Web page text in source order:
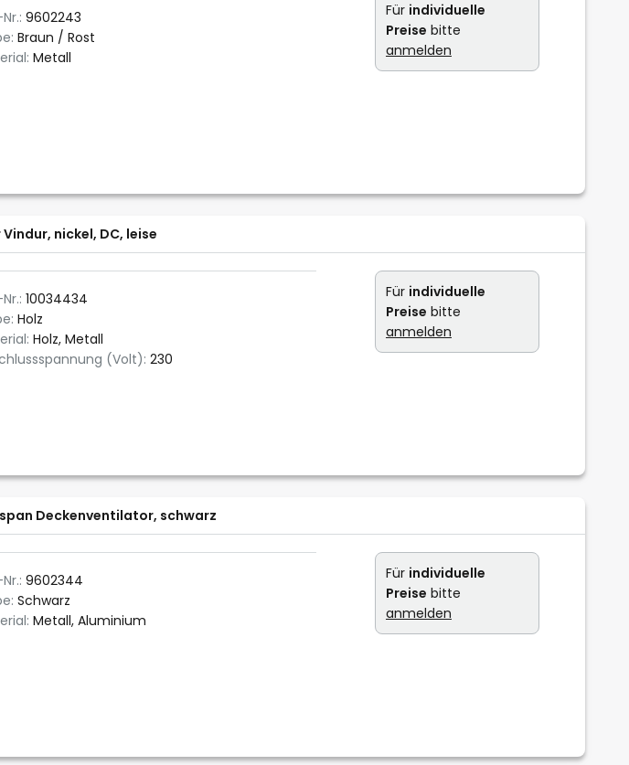
9602243
Braun / Rost
Metall
Für individuelle
Preise bitte
anmelden
nickel, DC, leise
10034434
Holz
Holz, Metall
(Volt): 230
Für individuelle
Preise bitte
anmelden
Deckenventilator, schwarz
9602344
Schwarz
Metall, Aluminium
Für individuelle
Preise bitte
anmelden